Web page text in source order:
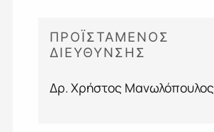
ΠΡΟΪΣΤΑΜΕΝΟΣ
ΔΙΕΥΘΥΝΣΗΣ
Δρ. Χρήστος Μανωλόπουλος